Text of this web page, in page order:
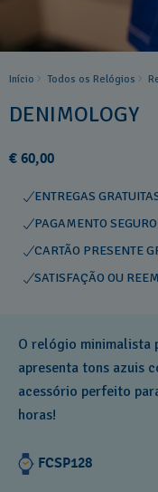
Início Todos os Relógios
DENIMOLOGY
€ 60,00
ENTREGAS
PAGAMENTO SEGURO
CARTÃO PRESENTE
SATISFAÇÃO OU
O relógio minimalista
apresenta tons azuis
acessório perfeito
horas!
FCSP128